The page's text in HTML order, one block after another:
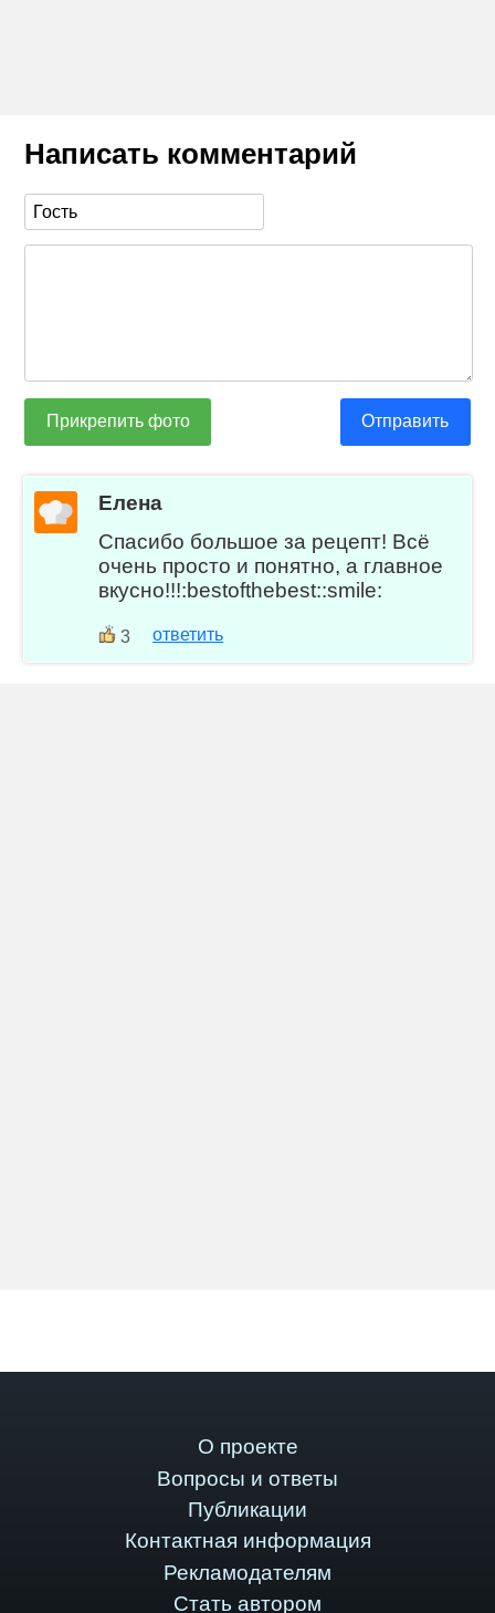
Написать комментарий
Прикрепить фото Отправить
Елена
Спасибо большое за рецепт! Всё
очень просто и понятно, а главное
вкусно!!!:bestofthebest::smile:
3 ответить
О проекте
Вопросы и ответы
Публикации
Контактная информация
Рекламодателям
Стать автором